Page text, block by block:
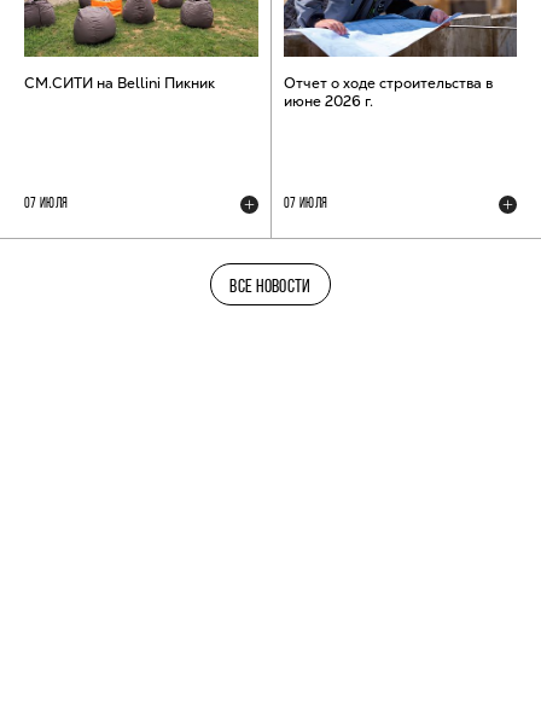
СМ.СИТИ на Bellini Пикник
07 ИЮЛЯ
Отчет о ходе строительства в
июне 2026 г.
07 ИЮЛЯ
ВСЕ НОВОСТИ